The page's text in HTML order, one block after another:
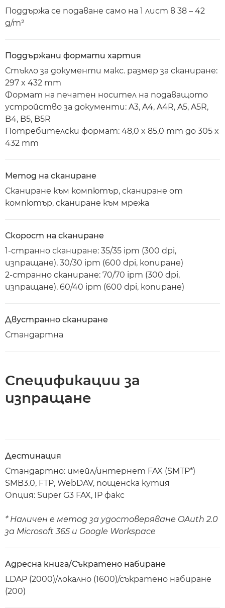
Поддържа се подаване само на 1 лист в 38 – 42
g/m²
Поддържани формати хартия
Стъкло за документи макс. размер за сканиране:
297 x 432 mm
Формат на печатен носител на подаващото
устройство за документи: A3, A4, A4R, A5, A5R,
B4, B5, B5R
Потребителски формат: 48,0 x 85,0 mm до 305 x
432 mm
Метод на сканиране
Сканиране към компютър, сканиране от
компютър, сканиране към мрежа
Скорост на сканиране
1-странно сканиране: 35/35 ipm (300 dpi,
изпращане), 30/30 ipm (600 dpi, копиране)
2-странно сканиране: 70/70 ipm (300 dpi,
изпращане), 60/40 ipm (600 dpi, копиране)
Двустранно сканиране
Стандартна
Спецификации за
изпращане
Дестинация
Стандартно: имейл/интернет FAX (SMTP*)
SMB3.0, FTP, WebDAV, пощенска кутия
Опция: Super G3 FAX, IP факс
* Наличен е метод за удостоверяване OAuth 2.0
за Microsoft 365 и Google Workspace
Адресна книга/Съкратено набиране
LDAP (2000)/локално (1600)/съкратено набиране
(200)